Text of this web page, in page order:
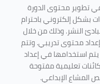
في تطوير محتوى الدورة
بشكل إلكتروني باحترام
النشر. وذلك من خلال
محتوى تدريبي. وتتم
يتم استخدامها في إعداد
تعليمية مفتوحة
المشاع الإبداعي.